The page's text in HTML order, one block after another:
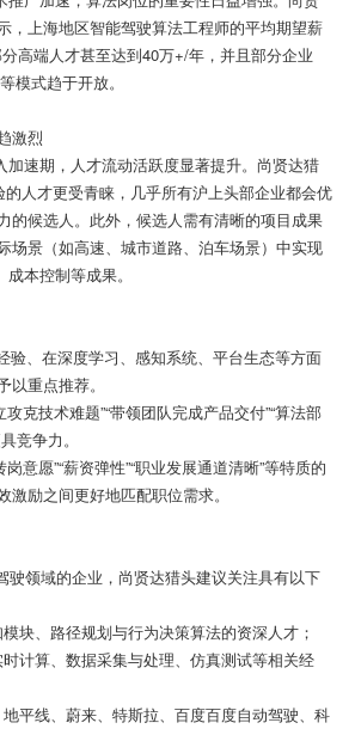
，上海地区智能驾驶算法工程师的平均期望薪
高端人才甚至达到40万+/年，并且部分企业
模式趋于开放。
激烈
速期，人才流动活跃度显著提升。尚贤达猎
的人才更受青睐，几乎所有沪上头部企业都会优
的候选人。此外，候选人需有清晰的项目成果
场景（如高速、城市道路、泊车场景）中实现
本控制等成果。
验、在深度学习、感知系统、平台生态等方面
重点推荐。
克技术难题”“带领团队完成产品交付”“算法部
竞争力。
意愿”“薪资弹性”“职业发展通道清晰”等特质的
激励之间更好地匹配职位需求。
驶领域的企业，尚贤达猎头建议关注具有以下
块、路径规划与行为决策算法的资深人才；
计算、数据采集与处理、仿真测试等相关经
平线、蔚来、特斯拉、百度百度自动驾驶、科